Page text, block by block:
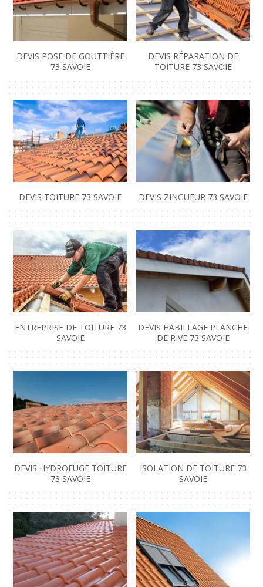
DEVIS POSE DE GOUTTIÈRE
73 SAVOIE
DEVIS RÉPARATION DE
TOITURE 73 SAVOIE
DEVIS TOITURE 73 SAVOIE DEVIS ZINGUEUR 73 SAVOIE
ENTREPRISE DE TOITURE 73
SAVOIE
DEVIS HABILLAGE PLANCHE
DE RIVE 73 SAVOIE
DEVIS HYDROFUGE TOITURE
73 SAVOIE
ISOLATION DE TOITURE 73
SAVOIE